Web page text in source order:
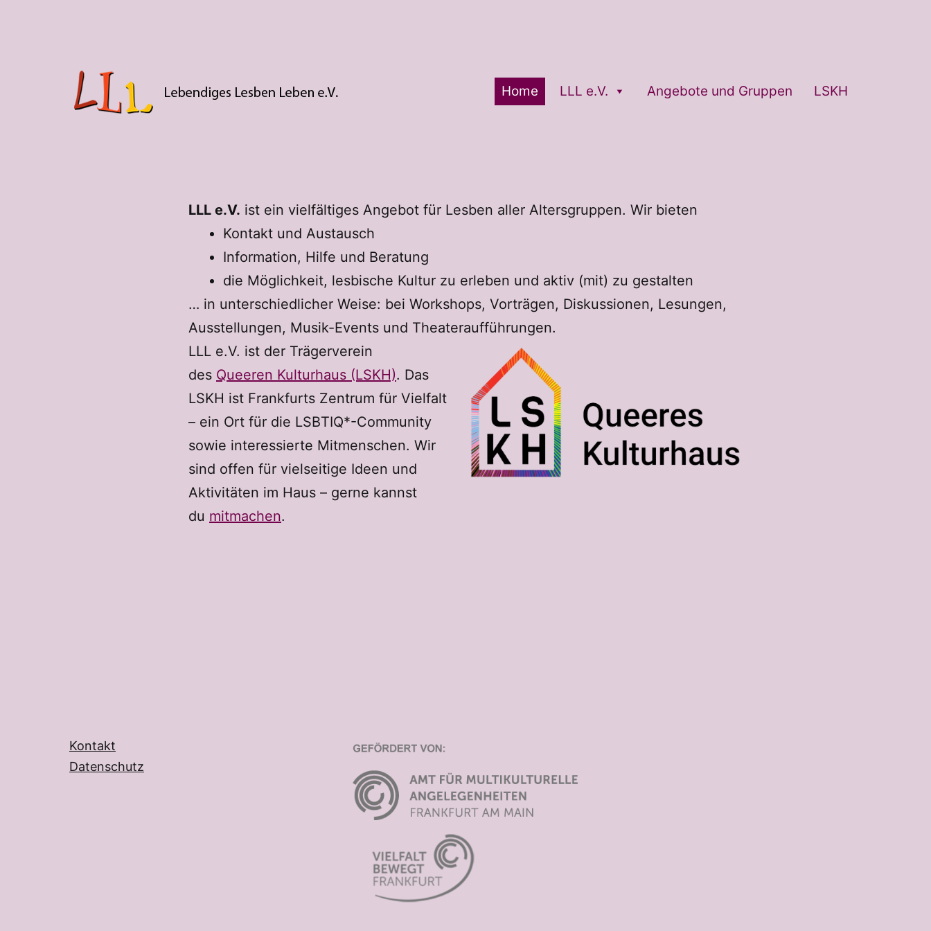
Home LLL e.V. Angebote und Gruppen LSKH
LLL e.V. ist ein vielfältiges Angebot für Lesben aller Altersgruppen. Wir bieten
Kontakt und Austausch
Information, Hilfe und Beratung
die Möglichkeit, lesbische Kultur zu erleben und aktiv (mit) zu gestalten
… in unterschiedlicher Weise: bei Workshops, Vorträgen, Diskussionen, Lesungen,
Ausstellungen, Musik-Events und Theateraufführungen.
LLL e.V. ist der Trägerverein
des Queeren Kulturhaus (LSKH). Das
LSKH ist Frankfurts Zentrum für Vielfalt
– ein Ort für die LSBTIQ*-Community
sowie interessierte Mitmenschen. Wir
sind offen für vielseitige Ideen und
Aktivitäten im Haus – gerne kannst
du mitmachen.
Kontakt
Datenschutz